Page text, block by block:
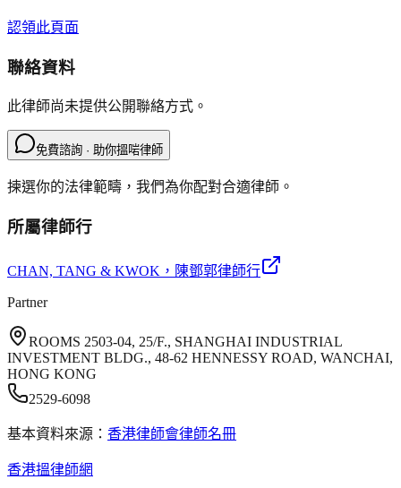
認領此頁面
聯絡資料
此律師尚未提供公開聯絡方式。
免費諮詢 · 助你搵啱律師
揀選你的法律範疇，我們為你配對合適律師。
所屬律師行
CHAN, TANG & KWOK ，陳鄧郭律師行
Partner
ROOMS 2503-04, 25/F., SHANGHAI INDUSTRIAL
INVESTMENT BLDG., 48-62 HENNESSY ROAD, WANCHAI,
HONG KONG
2529-6098
基本資料來源： 香港律師會律師名冊
香港搵律師網